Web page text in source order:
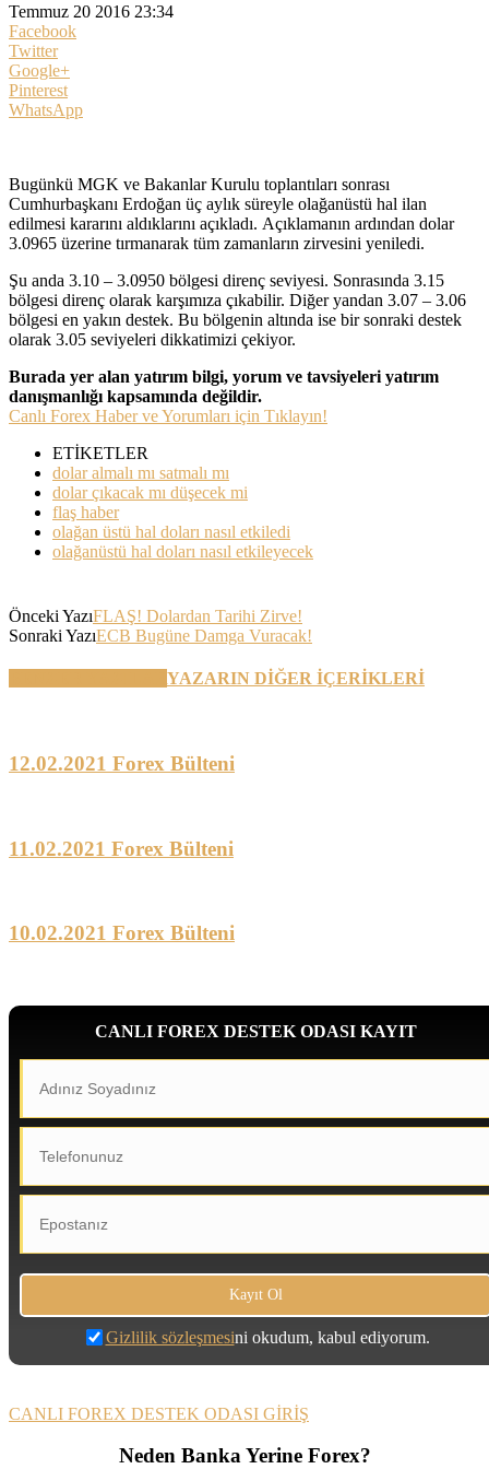
Temmuz 20 2016 23:34
Facebook
Twitter
Google+
Pinterest
WhatsApp
Bugünkü MGK ve Bakanlar Kurulu toplantıları sonrası
Cumhurbaşkanı Erdoğan üç aylık süreyle olağanüstü hal ilan
edilmesi kararını aldıklarını açıkladı. Açıklamanın ardından dolar
3.0965 üzerine tırmanarak tüm zamanların zirvesini yeniledi.
Şu anda 3.10 – 3.0950 bölgesi direnç seviyesi. Sonrasında 3.15
bölgesi direnç olarak karşımıza çıkabilir. Diğer yandan 3.07 – 3.06
bölgesi en yakın destek. Bu bölgenin altında ise bir sonraki destek
olarak 3.05 seviyeleri dikkatimizi çekiyor.
Burada yer alan yatırım bilgi, yorum ve tavsiyeleri yatırım
danışmanlığı kapsamında değildir.
Canlı Forex Haber ve Yorumları için Tıklayın!
ETİKETLER
dolar almalı mı satmalı mı
dolar çıkacak mı düşecek mi
flaş haber
olağan üstü hal doları nasıl etkiledi
olağanüstü hal doları nasıl etkileyecek
Önceki YazıFLAŞ! Dolardan Tarihi Zirve!
Sonraki YazıECB Bugüne Damga Vuracak!
YAZARIN DİĞER İÇERİKLERİ
12.02.2021 Forex Bülteni
11.02.2021 Forex Bülteni
10.02.2021 Forex Bülteni
CANLI FOREX DESTEK ODASI KAYIT
Gizlilik sözleşmesini okudum, kabul ediyorum.
CANLI FOREX DESTEK ODASI GİRİŞ
Neden Banka Yerine Forex?